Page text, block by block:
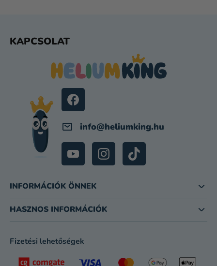
KAPCSOLAT
info@heliumking.hu
INFORMÁCIÓK ÖNNEK
HASZNOS INFORMÁCIÓK
Fizetési lehetőségek